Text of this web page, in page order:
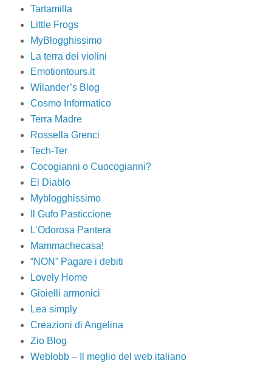
Tartamilla
Little Frogs
MyBlogghissimo
La terra dei violini
Emotiontours.it
Wilander’s Blog
Cosmo Informatico
Terra Madre
Rossella Grenci
Tech-Ter
Cocogianni o Cuocogianni?
El Diablo
Myblogghissimo
Il Gufo Pasticcione
L’Odorosa Pantera
Mammachecasa!
“NON” Pagare i debiti
Lovely Home
Gioielli armonici
Lea simply
Creazioni di Angelina
Zio Blog
Weblobb – Il meglio del web italiano